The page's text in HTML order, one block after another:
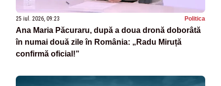
25 iul. 2026, 09:23 Politica
Ana Maria Păcuraru, după a doua dronă doborâtă
în numai două zile în România: „Radu Miruță
confirmă oficial!”